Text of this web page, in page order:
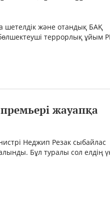
шетелдік және отандық БАҚ
террорлық ұйым
жауапқа
Неджип Резак сыбайлас
Бұл туралы сол елдің